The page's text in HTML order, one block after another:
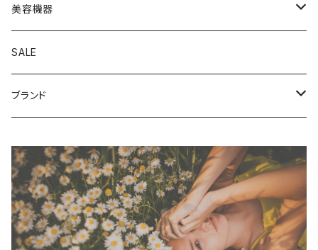
美容・お肌の調子が気になる
リラックス・気分転換したい
活力が気になる
洗顔料
化粧水
美容液
ボディケア
美容機器
水素ガス・水素水生成器
SALE
ブランド
The TOKYO FAILY
Graine de Pastel